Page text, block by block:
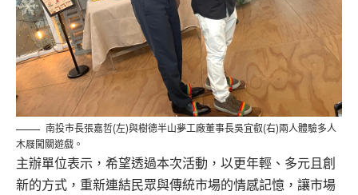
南投市長張嘉哲(左)與樹德半山夢工廠董事長吳宜叡(右)兩人體驗多人
木屐闖關遊戲。
主辦單位表示，希望透過本次活動，以更年輕、多元且創
新的方式，重新連結民眾與傳統市場的情感記憶，讓市場